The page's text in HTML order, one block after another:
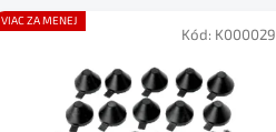
VIAC ZA MENEJ
Kód: K000029